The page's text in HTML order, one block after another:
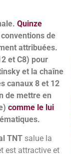
Quinze
de
attribuées.
et C8) pour
et la chaîne
canaux 8 et 12
de mettre en
comme le lui
TNT salue la
est attractive et